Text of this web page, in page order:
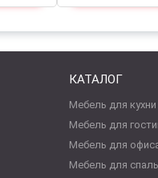
КАТАЛОГ
Мебель для кухни
Мебель для
Мебель для
Мебель для